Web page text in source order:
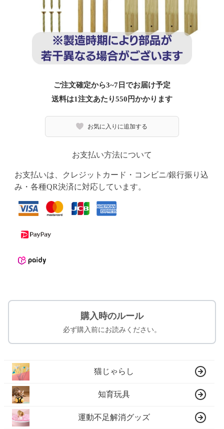
ご注文確定から3~7日でお届け予定
送料は1注文あたり550 円かかります
お気に入りに追加する
お支払い方法について
お支払いは、クレジットカード・コンビニ/銀行振り込
み・各種QR決済に対応しています。
購入時のルール
必ず購入前にお読みください。
猫じゃらし
知育玩具
運動不足解消グッズ